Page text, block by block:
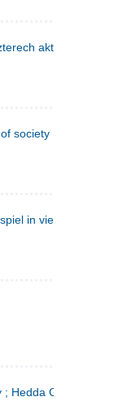
aktach
society ; A doll's
in vier Aufzügen
Hedda Gabler